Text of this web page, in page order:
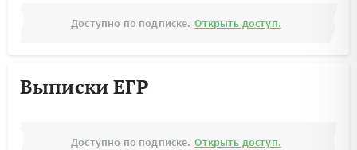
Доступно по подписке. Открыть доступ.
Выписки ЕГР
Доступно по подписке. Открыть доступ.